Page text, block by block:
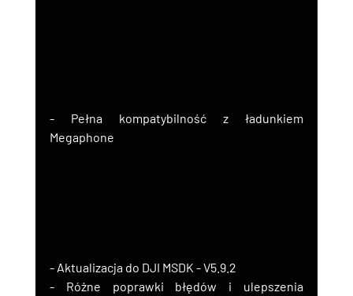
- Pełna kompatybilność z ładunkiem
Megaphone
- Aktualizacja do DJI MSDK - V5.9.2
- Różne poprawki błędów i ulepszenia